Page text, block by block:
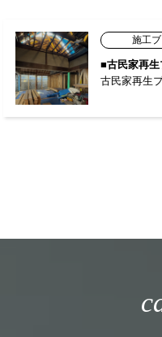
施工
■古民家再
古民家再生